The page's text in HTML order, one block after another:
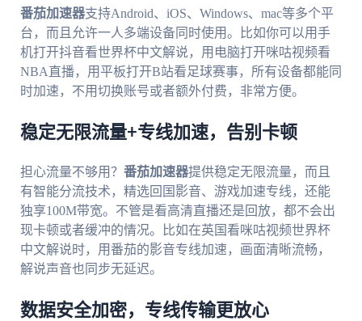
番茄加速器支持Android、iOS、Windows、mac等多个平
台，而且允许一人多端设备同时使用。比如你可以用手
机打开抖音看世界杯中文解说，用电脑打开咪咕视频看
NBA直播，用平板打开B站看足球赛事，所有设备都能同
时加速，不用切换账号或者额外付费，非常方便。
稳定无限流量+专线加速，告别卡顿
担心流量不够用？ 番茄加速器提供稳定无限流量，而且
有智能分流技术，精选回国影音、游戏加速专线，还能
独享100M带宽。不管是看高清直播还是回放，都不会出
现卡顿或者缓冲的情况。比如在英国看咪咕视频世界杯
中文解说时，用番茄的影音专线加速，画面清晰流畅，
解说声音也同步无延迟。
数据安全加密，专线传输更放心